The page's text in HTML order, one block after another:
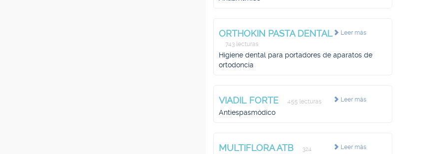
Leer más
ORTHOKIN PASTA DENTAL
743 lecturas
Higiene dental para portadores de aparatos de
ortodoncia
Leer más
VIADIL FORTE 455 lecturas
Antiespasmódico
Leer más
MULTIFLORA ATB 324